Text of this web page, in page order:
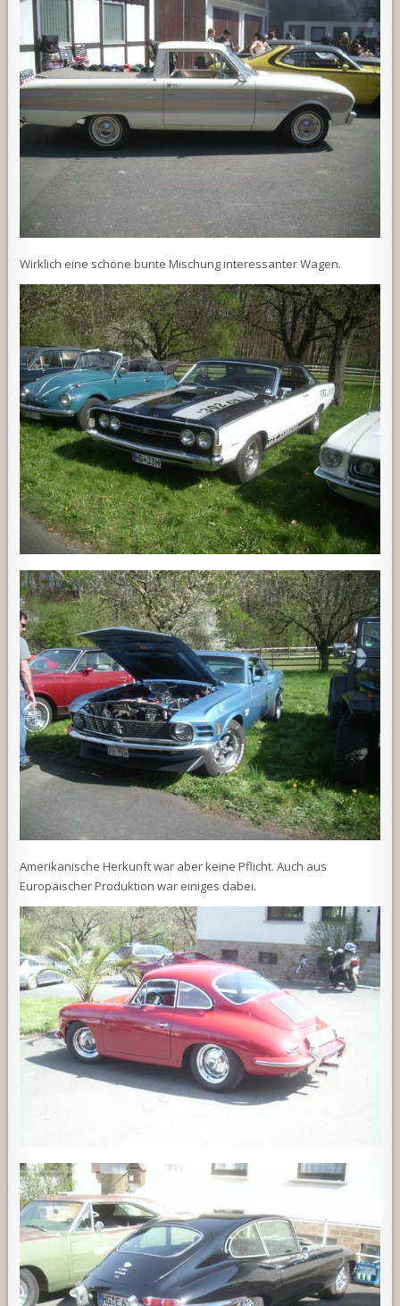
Wirklich eine schöne bunte Mischung interessanter Wagen.
Amerikanische Herkunft war aber keine Pflicht. Auch aus
Europäischer Produktion war einiges dabei.